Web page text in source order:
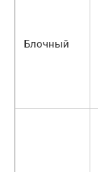
Блочный